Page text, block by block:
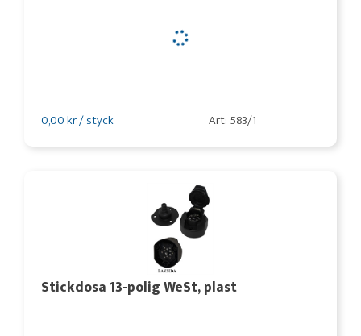
0,00 kr / styck Art: 583/1
Stickdosa 13-polig WeSt, plast